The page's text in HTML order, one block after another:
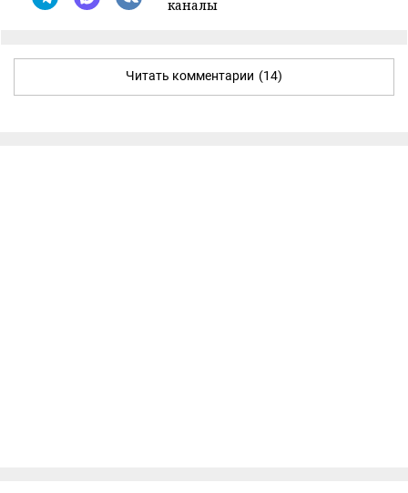
каналы
Читать комментарии (14)